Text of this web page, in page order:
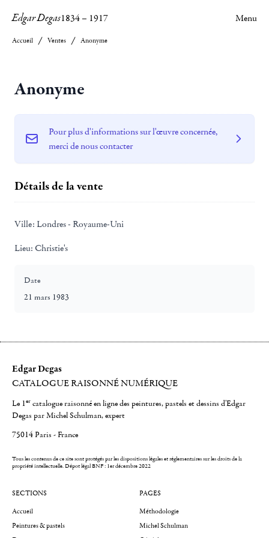
Edgar Degas1834– 1917 Menu
Accueil Ventes Anonyme
Anonyme
Pour plus d'informations sur l'œuvre concernée,
merci de nous contacter
Détails de la vente
Ville: Londres - Royaume-Uni
Lieu: Christie's
Date
21 mars 1983
Edgar Degas
CATALOGUE RAISONNÉ NUMÉRIQUE
Le 1er catalogue raisonné en ligne des peintures, pastels et dessins d'Edgar
Degas par Michel Schulman, expert
75014 Paris - France
Tous les contenus de ce site sont protégés par les dispositions légales et réglementaires sur les droits de la
propriété intellectuelle.Dépot légal BNF : 1er décembre 2022
SECTIONS
Accueil
Peintures & pastels
PAGES
Méthodologie
Michel Schulman